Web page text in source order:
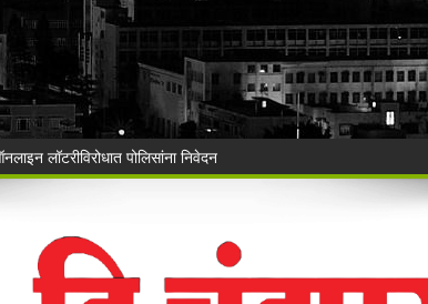
celebrated in Warora
सुटका; २२.३५ लाखांचा मुद्देमाल जप्त
प्रेरणादायी संकल्प
explosive action!